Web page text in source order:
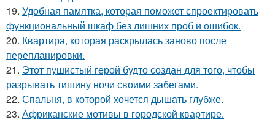
19. Удобная памятка, которая поможет спроектировать
функциональный шкаф без лишних проб и ошибок.
20. Квартира, которая раскрылась заново после
перепланировки.
21. Этот пушистый герой будто создан для того, чтобы
разрывать тишину ночи своими забегами.
22. Спальня, в которой хочется дышать глубже.
23. Африканские мотивы в городской квартире.